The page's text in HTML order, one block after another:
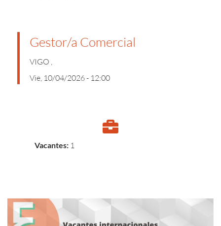
Gestor/a Comercial
VIGO ,
Vie, 10/04/2026 - 12:00
Vacantes: 1